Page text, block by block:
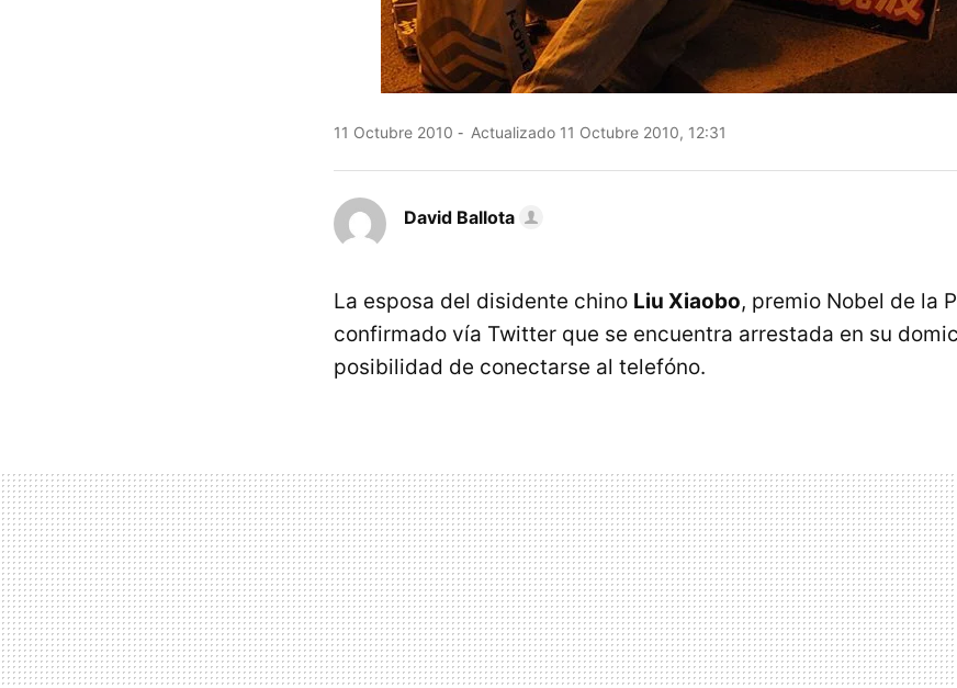
11 Octubre 2010 Actualizado 11 Octubre 2010, 12:31
David Ballota
La esposa del disidente chino Liu Xiaobo, premio Nobel de la
confirmado vía Twitter que se encuentra arrestada en su
posibilidad de conectarse al telefóno.